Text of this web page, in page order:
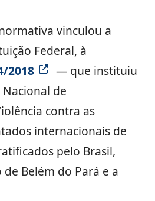
vinculou a
Federal, à
2018
— que instituiu
de
contra as
internacionais de
pelo Brasil,
Belém do Pará e a